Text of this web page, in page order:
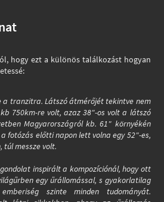
hogy ezt a különös találkozást hogyan
tranzitra. Látszó átmérőjét tekintve nem
750km-re volt, azaz 38"-os volt a látszó
Magyarországról kb. 61" környékén
fotózás előtti napon lett volna egy 52"-es,
túl messze volt.
inspirált a kompozíciónál, hogy ott
egy űrállomással, s gyakorlatilag
szinte minden tudományát.